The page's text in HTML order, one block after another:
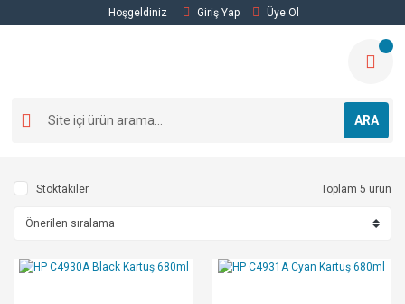
Hoşgeldiniz Giriş Yap Üye Ol
ARA
Stoktakiler Toplam 5 ürün